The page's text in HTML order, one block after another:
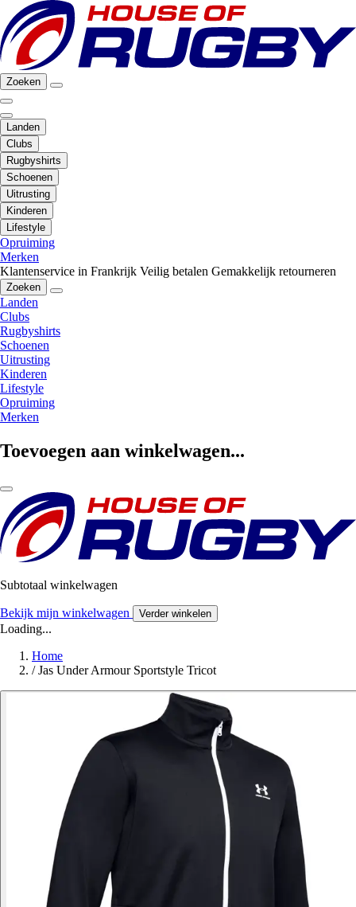
Zoeken
Landen
Clubs
Rugbyshirts
Schoenen
Uitrusting
Kinderen
Lifestyle
Opruiming
Merken
Klantenservice in Frankrijk Veilig betalen Gemakkelijk retourneren
Zoeken
Landen
Clubs
Rugbyshirts
Schoenen
Uitrusting
Kinderen
Lifestyle
Opruiming
Merken
Toevoegen aan winkelwagen...
Subtotaal winkelwagen
Bekijk mijn winkelwagen Verder winkelen
Loading...
Home
/ Jas Under Armour Sportstyle Tricot